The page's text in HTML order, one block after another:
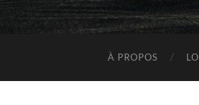
À PROPOS